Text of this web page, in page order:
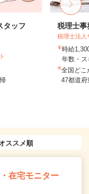
タッフ
税理士事
税理士法人
時給
年数・
全国どこ
47都道
在宅モニター